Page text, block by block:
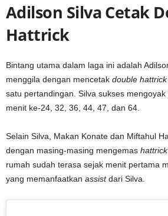
Adilson Silva Cetak
Hattrick
Bintang utama dalam laga ini adalah
menggila dengan mencetak double hattrick
satu pertandingan. Silva sukses
menit ke-24, 32, 36, 44, 47, dan 64.
Selain Silva, Makan Konate dan Miftahul
dengan masing-masing mengemas hattrick
rumah sudah terasa sejak menit pertama
yang memanfaatkan assistdari Silva.